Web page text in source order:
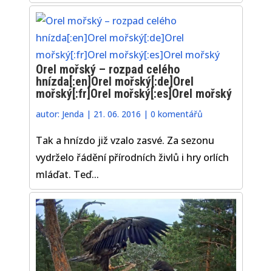
Orel mořský – rozpad celého
hnízda[:en]Orel mořský[:de]Orel
mořský[:fr]Orel mořský[:es]Orel mořský
autor: Jenda | 21. 06. 2016 |0 komentářů
Tak a hnízdo již vzalo zasvé. Za sezonu
vydrželo řádění přírodních živlů i hry orlích
mláďat. Teď...